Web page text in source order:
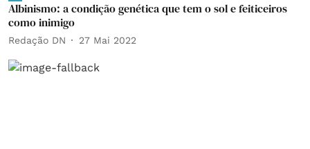
Albinismo: a condição genética que tem o sol e feiticeiros
como inimigo
Redação DN 27 Mai 2022